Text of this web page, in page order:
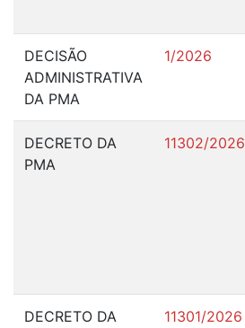
DECISÃO
ADMINISTRATIVA
DA PMA
1/2026
DECRETO DA
PMA
11302/2026
DECRETO DA
11301/2026